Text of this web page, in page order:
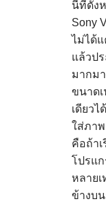
นี้ที่ดัง
Sony
ไม่ได้
แล้วป
มากม
ขนาด
เดียวไ
ใส่ภา
คือถ้า
โปรแ
หลาย
ข้างบ